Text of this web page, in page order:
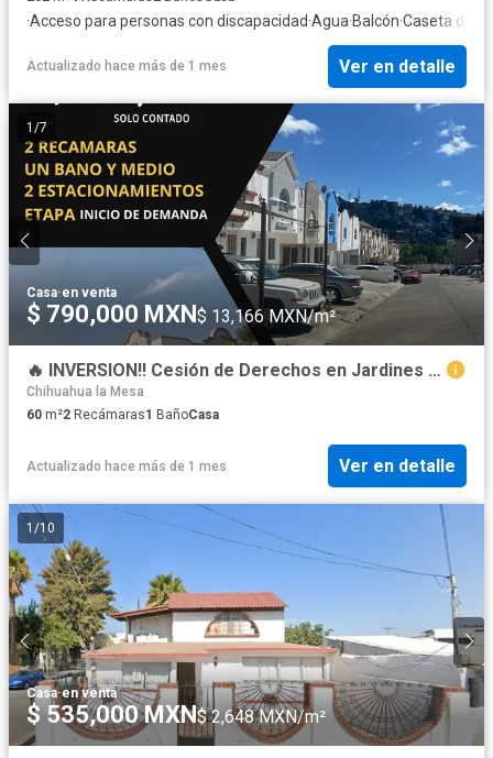
·Acceso para personas con discapacidad·Agua·Balcón·Caseta de
Actualizado hace más de 1 mes Ver en detalle
1 /7
Casa·en venta
$ 790,000 MXN$ 13,166 MXN/m²
🔥 INVERSION!! Cesión de Derechos en Jardines de Agua Caliente PRIV OLIVO.
Chihuahua la Mesa
60 m²2 Recámaras1 BañoCasa
Actualizado hace más de 1 mes Ver en detalle
1 /10
Casa·en venta
$ 535,000 MXN$ 2,648 MXN/m²